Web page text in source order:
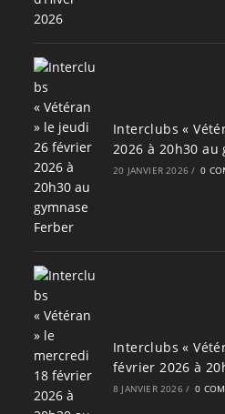
Interclubs «
2026 à 20h30 au
20 JANVIER 2026 / 0
Interclubs «
février 2026 à
8 JANVIER 2026 / 0